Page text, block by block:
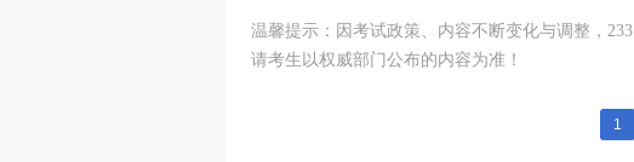
温馨提示：因考试政策、内容不断变化与调整，233
请考生以权威部门公布的内容为准！
1